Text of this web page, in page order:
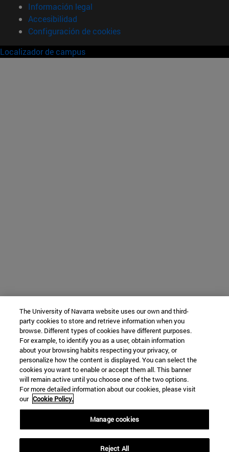
Información legal
Accesibilidad
Configuración de cookies
Localizador de campus
The University of Navarra website uses our own and third-
party cookies to store and retrieve information when you
browse. Different types of cookies have different purposes.
For example, to identify you as a user, obtain information
about your browsing habits respecting your privacy, or
personalize how the content is displayed. You can select the
cookies you want to enable or accept them all. This banner
will remain active until you choose one of the two options.
For more detailed information about our cookies, please visit
our Cookie Policy.
Manage cookies
Reject All